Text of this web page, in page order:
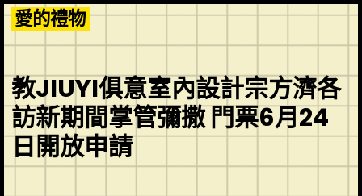
Skip
to
content
愛的禮物
教JIUYI俱意室內設計宗方濟各
訪新期間掌管彌撒 門票6月24
日開放申請